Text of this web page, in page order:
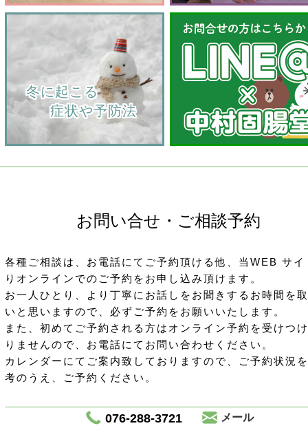
    冬に起こる
         症状や予防法
お問い合せ・ご相談予約
各種ご相談は、お電話にてご予約頂ける他、当WEB サイ
りオンラインでのご予約をお申し込み頂けます。
お一人ひとり、より丁寧にお話しをお聞きするお時間を
いと思いますので、必ずご予約をお願いいたします。
また、初めてご予約される方はオンライン予約を受けつ
りませんので、お電話にてお問い合わせください。
カレンダーにてご案内致しておりますので、ご予約状況
考のうえ、ご予約ください。
076-288-3721
メール